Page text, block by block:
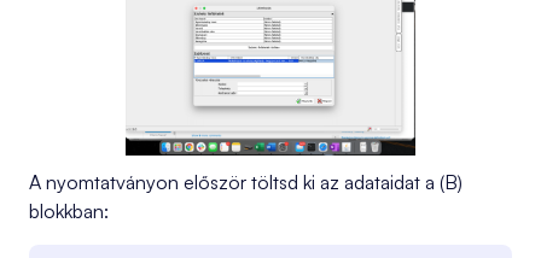
A nyomtatványon először töltsd ki az adataidat a (B)
blokkban: